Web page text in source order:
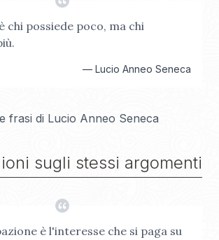
chi possiede poco, ma chi
— Lucio Anneo Seneca
frasi di Lucio Anneo Seneca
sugli stessi argomenti
è l'interesse che si paga su